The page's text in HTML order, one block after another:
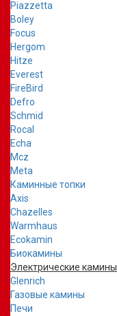
Piazzetta
Boley
Focus
Hergom
Hitze
Everest
FireBird
Defro
Schmid
Rocal
Echa
Mcz
Meta
Каминные топки
Axis
Chazelles
Warmhaus
Ecokamin
Биокамины
Электрические камины
Glenrich
Газовые камины
Печи